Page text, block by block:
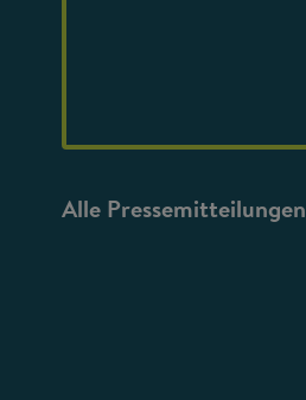
Alle Pressemitteilungen